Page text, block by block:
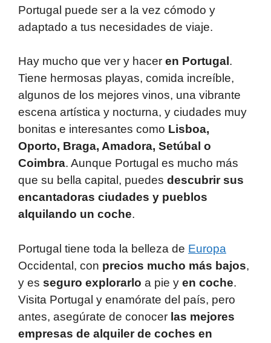
Portugal puede ser a la vez cómodo y
adaptado a tus necesidades de viaje.
Hay mucho que ver y hacer en Portugal .
Tiene hermosas playas, comida increíble,
algunos de los mejores vinos, una vibrante
escena artística y nocturna, y ciudades muy
bonitas e interesantes como Lisboa,
Oporto, Braga, Amadora, Setúbal o
Coimbra. Aunque Portugal es mucho más
que su bella capital, puedes descubrir sus
encantadoras ciudades y pueblos
alquilando un coche.
Portugal tiene toda la belleza de Europa
Occidental, con precios mucho más bajos,
y es seguro explorarlo a pie y en coche.
Visita Portugal y enamórate del país, pero
antes, asegúrate de conocer las mejores
empresas de alquiler de coches en